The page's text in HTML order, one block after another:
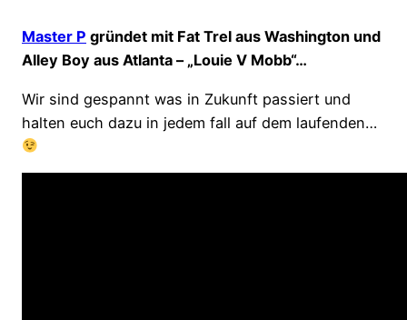
Master P gründet mit Fat Trel aus Washington und
Alley Boy aus Atlanta – „Louie V Mobb“…
Wir sind gespannt was in Zukunft passiert und
halten euch dazu in jedem fall auf dem laufenden…